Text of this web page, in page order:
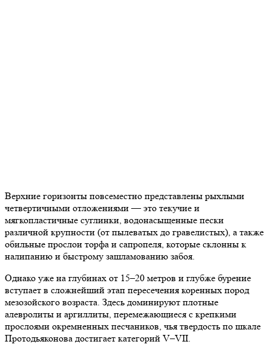
Верхние горизонты повсеместно представлены рыхлыми
четвертичными отложениями — это текучие и
мягкопластичные суглинки, водонасыщенные пески
различной крупности (от пылеватых до гравелистых), а также
обильные прослои торфа и сапропеля, которые склонны к
налипанию и быстрому зашламованию забоя.
Однако уже на глубинах от 15–20 метров и глубже бурение
вступает в сложнейший этап пересечения коренных пород
мезозойского возраста. Здесь доминируют плотные
алевролиты и аргиллиты, перемежающиеся с крепкими
прослоями окремненных песчаников, чья твердость по шкале
Протодьяконова достигает категорий V–VII.